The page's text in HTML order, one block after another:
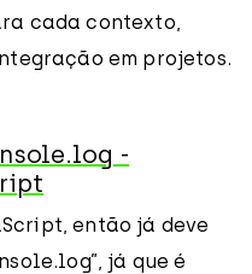
cada contexto,
em projetos.
-
então já deve
já que é